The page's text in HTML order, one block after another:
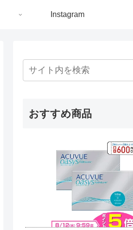
Instagram
おすすめ商品